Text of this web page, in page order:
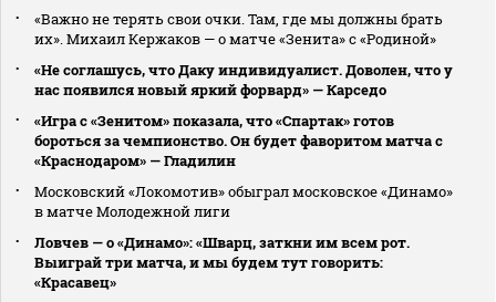
«Важно не терять свои очки. Там, где мы должны брать
их». Михаил Кержаков — о матче «Зенита» с «Родиной»
«Не соглашусь, что Даку индивидуалист. Доволен, что у
нас появился новый яркий форвард» — Карседо
«Игра с «Зенитом» показала, что «Спартак» готов
бороться за чемпионство. Он будет фаворитом матча с
«Краснодаром» — Гладилин
Московский «Локомотив» обыграл московское «Динамо»
в матче Молодежной лиги
Ловчев — о «Динамо»: «Шварц, заткни им всем рот.
Выиграй три матча, и мы будем тут говорить:
«Красавец»